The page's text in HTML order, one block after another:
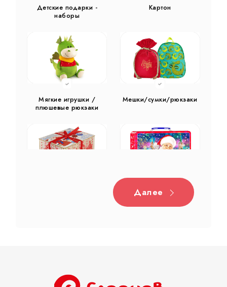
Детские подарки -
наборы
Картон
Мягкие игрушки /
плюшевые рюкзаки
Мешки/сумки/рюкзаки
Жестяная
Тубы
Далее